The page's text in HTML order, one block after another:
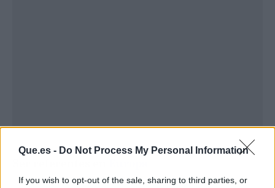
Que.es - Do Not Process My Personal Information
If you wish to opt-out of the sale, sharing to third parties, or